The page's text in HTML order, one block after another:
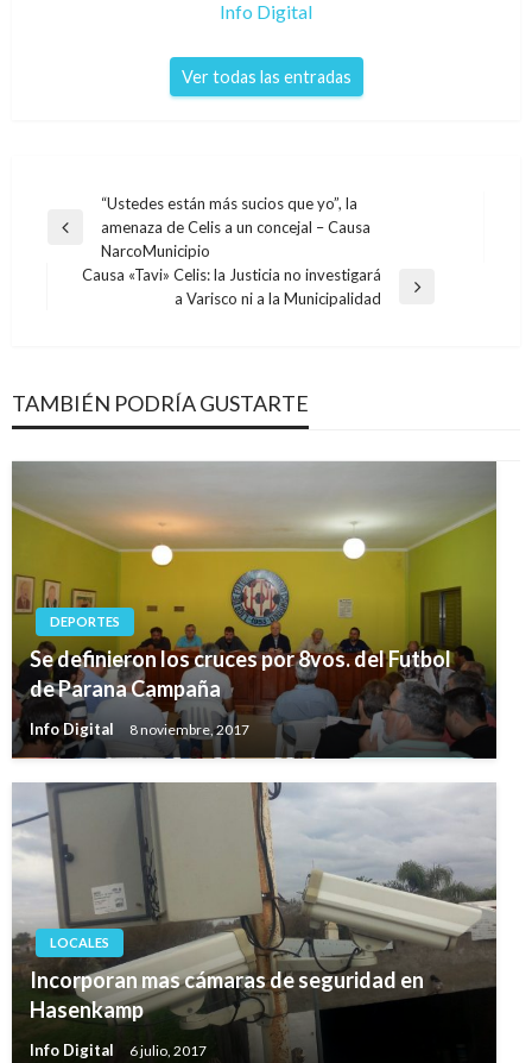
Info Digital
Ver todas las entradas
Navegación
de
entradas
Entrada
anterior
“Ustedes están más sucios que yo”, la
amenaza de Celis a un concejal – Causa
NarcoMunicipio
Causa «Tavi» Celis: la Justicia no investigará
a Varisco ni a la Municipalidad
TAMBIÉN PODRÍA GUSTARTE
DEPORTES
Se definieron los cruces por 8vos. del Futbol
de Parana Campaña
Info Digital 8 noviembre, 2017
LOCALES
Incorporan mas cámaras de seguridad en
Hasenkamp
Info Digital 6 julio, 2017